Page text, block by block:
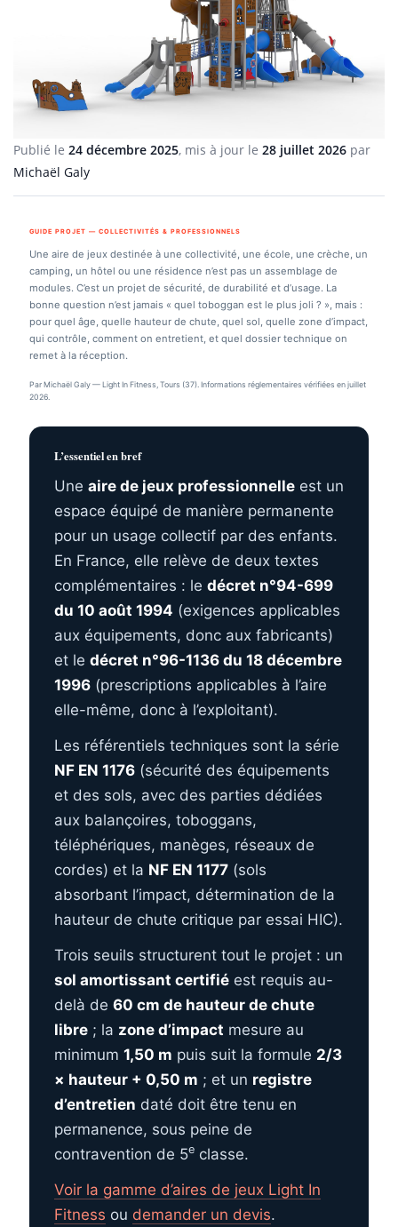
Publié le 24 décembre 2025, mis à jour le 28 juillet 2026 par
Michaël Galy
GUIDE PROJET — COLLECTIVITÉS & PROFESSIONNELS
Une aire de jeux destinée à une collectivité, une école, une crèche, un
camping, un hôtel ou une résidence n’est pas un assemblage de
modules. C’est un projet de sécurité, de durabilité et d’usage. La
bonne question n’est jamais « quel toboggan est le plus joli ? », mais :
pour quel âge, quelle hauteur de chute, quel sol, quelle zone d’impact,
qui contrôle, comment on entretient, et quel dossier technique on
remet à la réception.
Par Michaël Galy — Light In Fitness, Tours (37). Informations réglementaires vérifiées en juillet
2026.
L’essentiel en bref
Une aire de jeux professionnelle est un
espace équipé de manière permanente
pour un usage collectif par des enfants.
En France, elle relève de deux textes
complémentaires : le décret n°94-699
du 10 août 1994 (exigences applicables
aux équipements, donc aux fabricants)
et le décret n°96-1136 du 18 décembre
1996 (prescriptions applicables à l’aire
elle-même, donc à l’exploitant).
Les référentiels techniques sont la série
NF EN 1176 (sécurité des équipements
et des sols, avec des parties dédiées
aux balançoires, toboggans,
téléphériques, manèges, réseaux de
cordes) et la NF EN 1177 (sols
absorbant l’impact, détermination de la
hauteur de chute critique par essai HIC).
Trois seuils structurent tout le projet : un
sol amortissant certifié est requis au-
delà de 60 cm de hauteur de chute
libre ; la zone d’impact mesure au
minimum 1,50 m puis suit la formule 2/3
× hauteur + 0,50 m ; et un registre
d’entretien daté doit être tenu en
permanence, sous peine de
contravention de 5e classe.
Voir la gamme d’aires de jeux Light In
Fitness ou demander un devis.